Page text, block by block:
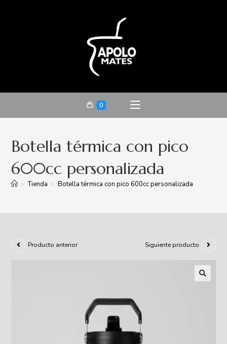
0
Botella térmica con pico
600cc personalizada
> Tienda > Botella térmica con pico 600cc personalizada
Producto anterior Siguiente producto